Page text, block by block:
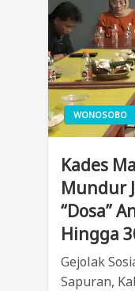
WONOSOBO
Kades
Mundur
“Dosa”
Hingga
Gejolak
Sapuran,